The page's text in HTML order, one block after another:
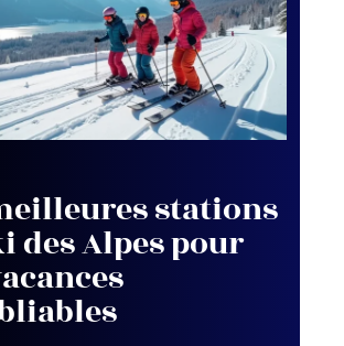
stations
des Alpes pour